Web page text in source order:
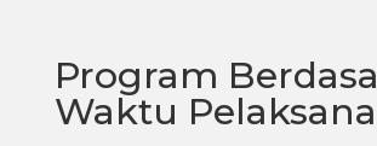
Program
Waktu